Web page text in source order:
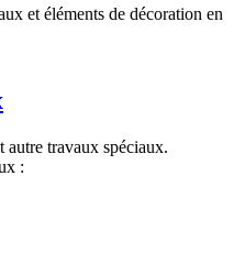
et éléments de décoration en
autre travaux spéciaux.
: